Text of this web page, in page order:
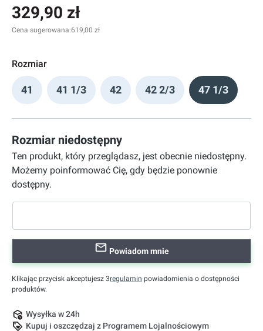
329,90 zł
Cena sugerowana:619,00 zł
Rozmiar
41 41 1/3 42 42 2/3 47 1/3
Rozmiar niedostępny
Ten produkt, który przeglądasz, jest obecnie niedostępny.
Możemy poinformować Cię, gdy będzie ponownie
dostępny.
Powiadom mnie
Klikając przycisk akceptujesz 3regulamin powiadomienia o dostępności
produktów.
Wysyłka w 24h
Kupuj i oszczędzaj z Programem Lojalnościowym